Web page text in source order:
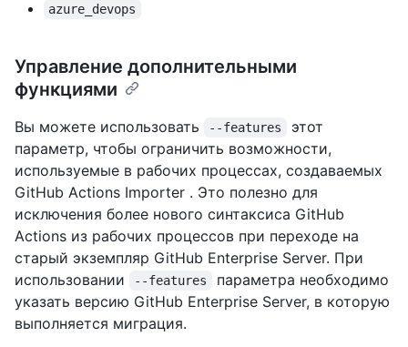
azure_devops
Управление дополнительными
функциями
Вы можете использовать --features
этот
параметр, чтобы ограничить возможности,
используемые в рабочих процессах, создаваемых
GitHub Actions Importer . Это полезно для
исключения более нового синтаксиса GitHub
Actions из рабочих процессов при переходе на
старый экземпляр GitHub Enterprise Server. При
использовании
--features
параметра необходимо
указать версию GitHub Enterprise Server, в которую
выполняется миграция.